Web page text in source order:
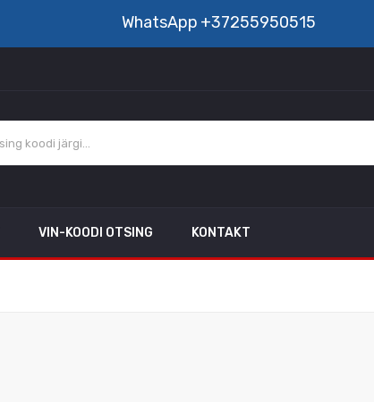
WhatsApp +37255950515
VIN-KOODI OTSING KONTAKT